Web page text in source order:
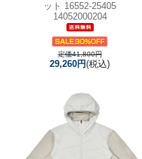
ット 16552-25405
14052000204
定価41,800円
29,260円(税込)